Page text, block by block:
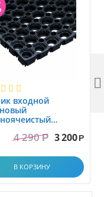
вxодной
м
4 290 Р 3 200 Р
В КОРЗИНУ
